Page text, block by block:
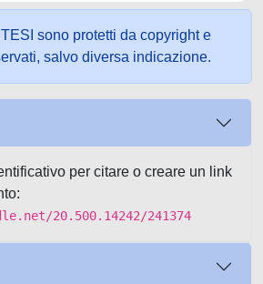
sono protetti da copyright e
salvo diversa indicazione.
per citare o creare un link
20.500.14242/241374